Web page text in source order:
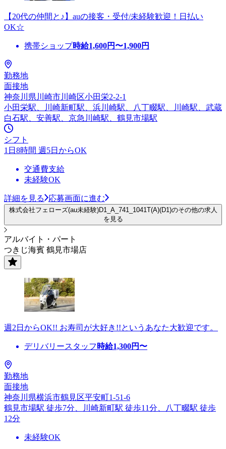
【20代の仲間と♪】auの接客・受付/未経験歓迎！日払い
OK☆
携帯ショップ時給1,600円〜1,900円
勤務地
面接地
神奈川県川崎市川崎区小田栄2-2-1
小田栄駅、川崎新町駅、浜川崎駅、八丁畷駅、川崎駅、武蔵
白石駅、安善駅、京急川崎駅、鶴見市場駅
シフト
1日8時間 週5日からOK
交通費支給
未経験OK
詳細を見る 応募画面に進む
株式会社フェローズ(au未経験)D1_A_741_1041T(A)(D1)のその他の求人
を見る
アルバイト・パート
つきじ海賓 鶴見市場店
週2日からOK!! お寿司が大好き!!というあなた大歓迎です。
デリバリースタッフ 時給1,300円〜
勤務地
面接地
神奈川県横浜市鶴見区平安町1-51-6
鶴見市場駅 徒歩7分、川崎新町駅 徒歩11分、八丁畷駅 徒歩
12分
未経験OK